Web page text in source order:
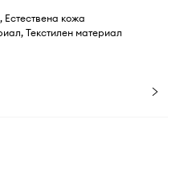
Естествена кожа
Текстилен материал